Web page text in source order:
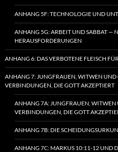
ANHANG 5F: TECHNOLOGIE UND
ANHANG 5G: ARBEIT UND SABBAT —
HERAUSFORDERUNGEN
ANHANG 6: DAS VERBOTENE FLEISCH
ANHANG 7: JUNGFRAUEN, WITWEN UND
VERBINDUNGEN, DIE GOTT AKZEPTIERT
ANHANG 7A: JUNGFRAUEN, WITWEN
VERBINDUNGEN, DIE GOTT
ANHANG 7B: DIE
ANHANG 7C: MARKUS 10:11-12 UND